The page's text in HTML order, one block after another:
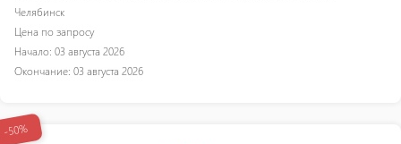
Челябинск
Цена по запросу
Начало: 03 августа 2026
Окончание: 03 августа 2026
-50%